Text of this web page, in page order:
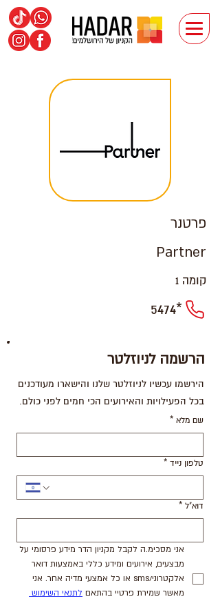
פרטנר
Partner
קומה 1
*5474
הרשמה לניוזלטר
הירשמו עכשיו לניוזלטר שלנו והישארו מעודכנים
בכל הפעילויות והאירועים הכי חמים לפני כולם.
שם מלא *
טלפון נייד *
דוא"ל *
מאשר שמירת פרטיי בהתאם